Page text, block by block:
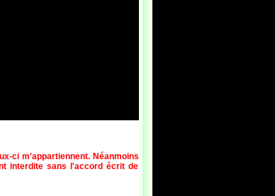
ci m'appartiennent. Néanmoins
interdite sans l'accord écrit de